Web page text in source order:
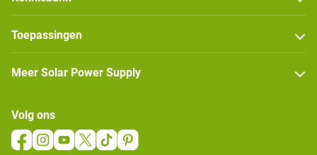
Toepassingen
Meer Solar Power Supply
Volg ons